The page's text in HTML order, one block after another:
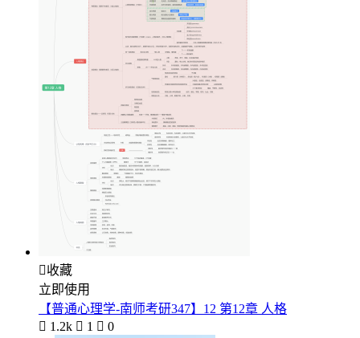
收藏
立即使用
【普通心理学-南师考研347】12 第12章 人格
 1.2k  1  0